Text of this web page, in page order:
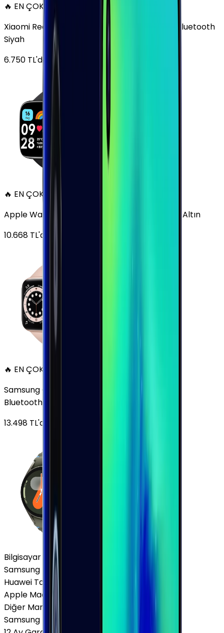
🔥 EN ÇOK SATAN
Xiaomi Redmi Watch 3 Active Plastik 47mm Bluetooth
Siyah
6.750 TL'den başlayan fiyatlar
🔥 EN ÇOK SATAN
Apple Watch Series 6 Alüminyum 40mm GPS Altın
10.668 TL'den
🔥 EN ÇOK SATAN
Samsung Galaxy Watch 7 Alüminyum 40 mm
Bluetooth Wi-Fi Yeşil
13.498 TL'den
Bilgisayar / Tablet
Samsung Tablet
Huawei Tablet
Apple Macbook
Diğer Markalar
Samsung Tablet